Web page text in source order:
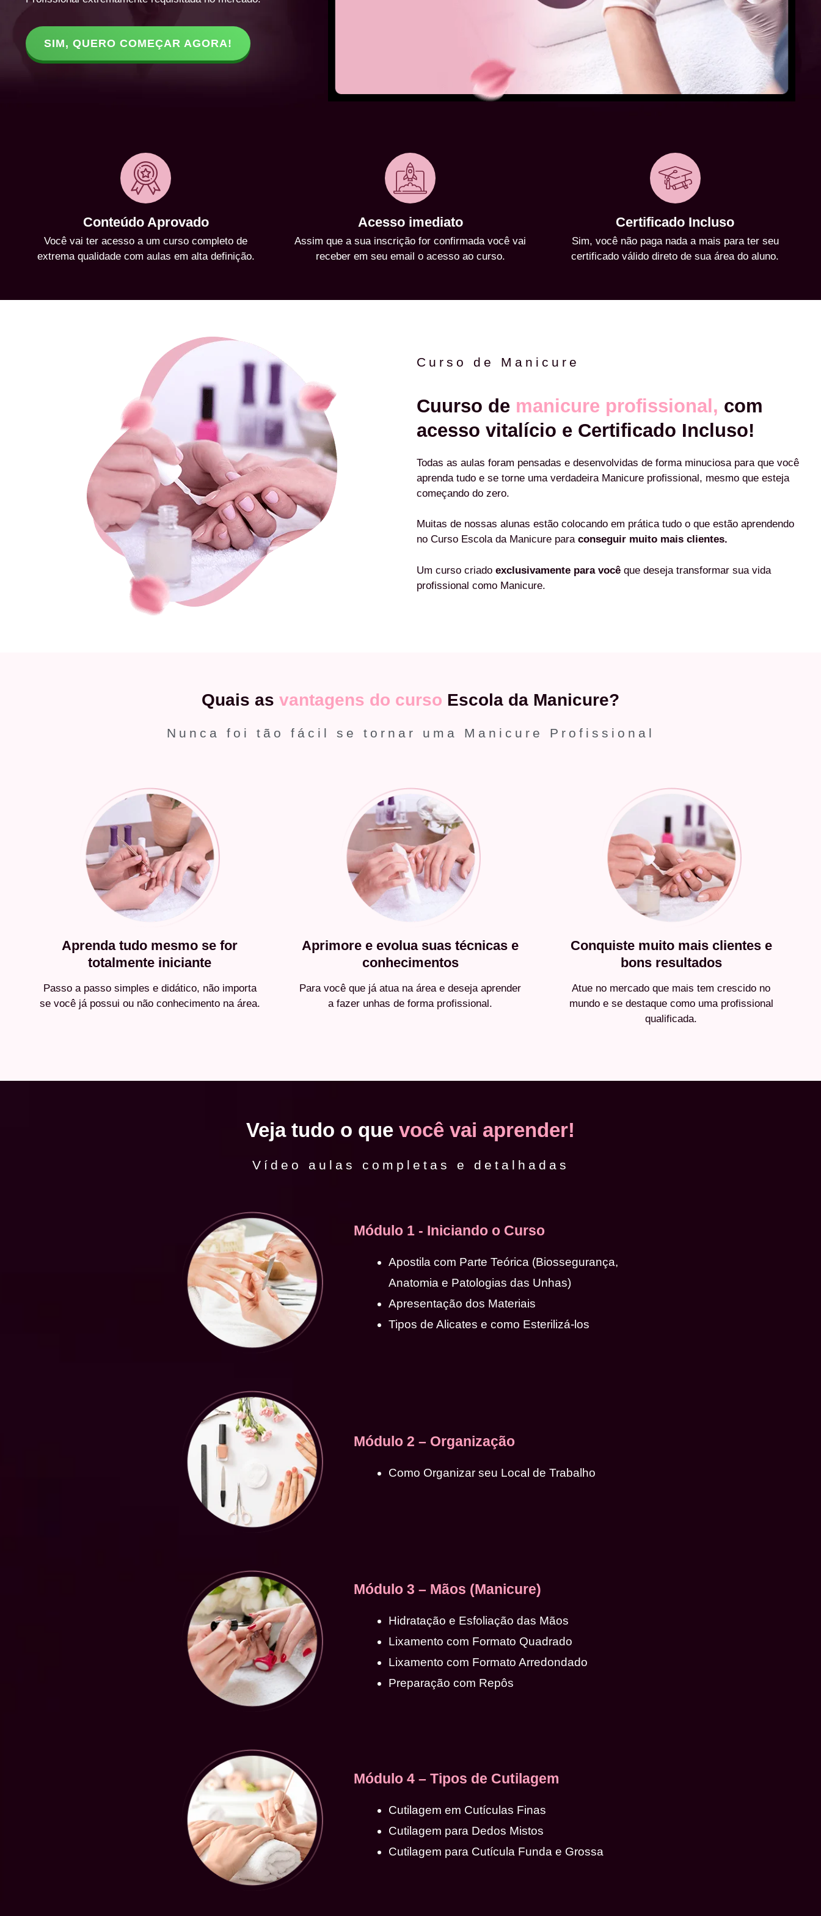
SIM, QUERO COMEÇAR AGORA!
Conteúdo Aprovado
Você vai ter acesso a um curso completo de
extrema qualidade com aulas em alta definição.
Acesso imediato
Assim que a sua inscrição for confirmada você vai
receber em seu email o acesso ao curso.
Certificado Incluso
Sim, você não paga nada a mais para ter seu
certificado válido direto de sua área do aluno.
Curso de Manicure
Cuurso de manicure profissional, com
acesso vitalício e Certificado Incluso!
Todas as aulas foram pensadas e desenvolvidas de forma minuciosa para que você
aprenda tudo e se torne uma verdadeira Manicure profissional, mesmo que esteja
começando do zero.
Muitas de nossas alunas estão colocando em prática tudo o que estão aprendendo
no Curso Escola da Manicure para conseguir muito mais clientes.
Um curso criado exclusivamente para você que deseja transformar sua vida
profissional como Manicure.
Quais as vantagens do curso Escola da Manicure?
Nunca foi tão fácil se tornar uma Manicure Profissional
Aprenda tudo mesmo se for
totalmente iniciante
Passo a passo simples e didático, não importa
se você já possui ou não conhecimento na área.
Aprimore e evolua suas técnicas e
conhecimentos
Para você que já atua na área e deseja aprender
a fazer unhas de forma profissional.
Conquiste muito mais clientes e
bons resultados
Atue no mercado que mais tem crescido no
mundo e se destaque como uma profissional
qualificada.
Veja tudo o que você vai aprender!
Vídeo aulas completas e detalhadas
Módulo 1 - Iniciando o Curso
Apostila com Parte Teórica (Biossegurança,
Anatomia e Patologias das Unhas)
Apresentação dos Materiais
Tipos de Alicates e como Esterilizá-los
Módulo 2 – Organização
Como Organizar seu Local de Trabalho
Módulo 3 – Mãos (Manicure)
Hidratação e Esfoliação das Mãos
Lixamento com Formato Quadrado
Lixamento com Formato Arredondado
Preparação com Repôs
Módulo 4 – Tipos de Cutilagem
Cutilagem em Cutículas Finas
Cutilagem para Dedos Mistos
Cutilagem para Cutícula Funda e Grossa